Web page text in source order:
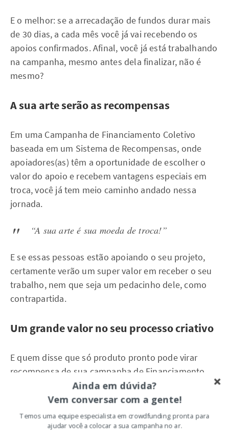
E o melhor: se a arrecadação de fundos durar mais
de 30 dias, a cada mês você já vai recebendo os
apoios confirmados. Afinal, você já está trabalhando
na campanha, mesmo antes dela finalizar, não é
mesmo?
A sua arte serão as recompensas
Em uma Campanha de Financiamento Coletivo
baseada em um Sistema de Recompensas, onde
apoiadores(as) têm a oportunidade de escolher o
valor do apoio e recebem vantagens especiais em
troca, você já tem meio caminho andado nessa
jornada.
“A sua arte é sua moeda de troca!”
E se essas pessoas estão apoiando o seu projeto,
certamente verão um super valor em receber o seu
trabalho, nem que seja um pedacinho dele, como
contrapartida.
Um grande valor no seu processo criativo
E quem disse que só produto pronto pode virar
recompensa de sua campanha de Financiamento
Muitos apoiadores(as) de ilustradores, são pessoas
que além de curtir o resultado final do seu trabalho,
Ainda em dúvida?
Vem conversar com a gente!
Temos uma equipe especialista em crowdfunding pronta para
ajudar você a colocar a sua campanha no ar.